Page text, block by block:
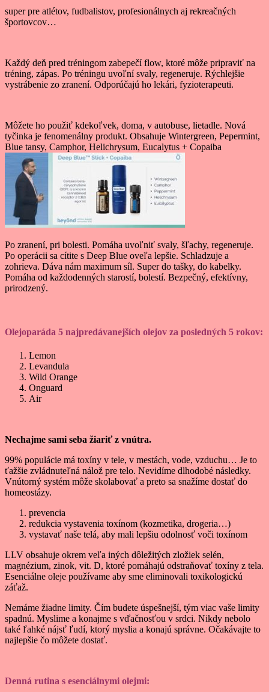
super pre atlétov, fudbalistov, profesionálnych aj rekreačných
športovcov…
Každý deň pred tréningom zabepečí flow, ktoré môže pripraviť na
tréning, zápas. Po tréningu uvoľní svaly, regeneruje. Rýchlejšie
vystrábenie zo zranení. Odporúčajú ho lekári, fyzioterapeuti.
Môžete ho použiť kdekoľvek, doma, v autobuse, lietadle. Nová
tyčinka je fenomenálny produkt. Obsahuje Wintergreen, Pepermint,
Blue tansy, Camphor, Helichrysum, Eucalytus + Copaiba
Po zranení, pri bolesti. Pomáha uvoľniť svaly, šľachy, regeneruje.
Po operácii sa cítite s Deep Blue oveľa lepšie. Schladzuje a
zohrieva. Dáva nám maximum síl. Super do tašky, do kabelky.
Pomáha od každodenných starostí, bolestí. Bezpečný, efektívny,
prirodzený.
Olejoparáda 5 najpredávanejších olejov za posledných 5 rokov:
Lemon
Levandula
Wild Orange
Onguard
Air
Nechajme sami seba žiariť z vnútra.
99% populácie má toxíny v tele, v mestách, vode, vzduchu… Je to
ťažšie zvládnuteľná nálož pre telo. Nevidíme dlhodobé následky.
Vnútorný systém môže skolabovať a preto sa snažíme dostať do
homeostázy.
prevencia
redukcia vystavenia toxínom (kozmetika, drogeria…)
vystavať naše telá, aby mali lepšiu odolnosť voči toxínom
LLV obsahuje okrem veľa iných dôležitých zložiek selén,
magnézium, zinok, vit. D, ktoré pomáhajú odstraňovať toxíny z tela.
Esenciálne oleje používame aby sme eliminovali toxikologickú
záťaž.
Nemáme žiadne limity. Čím budete úspešnejší, tým viac vaše limity
spadnú. Myslime a konajme s vďačnosťou v srdci. Nikdy nebolo
také ľahké nájsť ľudí, ktorý myslia a konajú správne. Očakávajte to
najlepšie čo môžete dostať.
Denná rutina s esenciálnymi olejmi: